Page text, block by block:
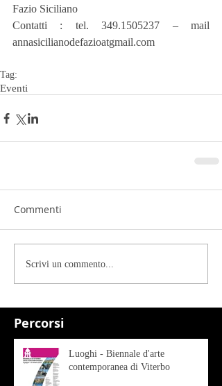
Percorsi
Fazio Siciliano
Contatti : tel. 349.1505237 – mail
annasicilianodefazioatgmail.com
Tag:
Eventi
Commenti
Scrivi un commento...
Luoghi - Biennale d'arte
contemporanea di Viterbo